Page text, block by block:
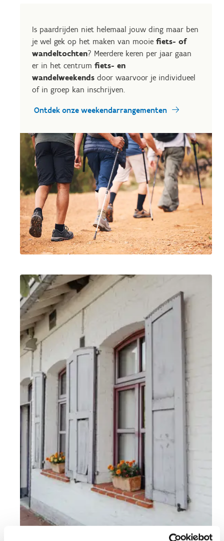
Is paardrijden niet helemaal jouw ding maar ben
je wel gek op het maken van mooie fiets- of
wandeltochten? Meerdere keren per jaar gaan
er in het centrum fiets- en
wandelweekends door waarvoor je individueel
of in groep kan inschrijven.
Ontdek onze weekendarrangementen